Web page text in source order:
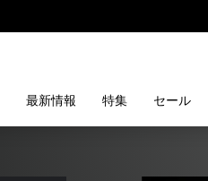
最新情報 特集 セール